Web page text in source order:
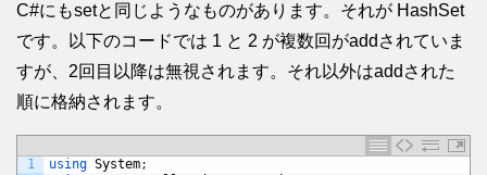
C#にもsetと同じようなものがあります。それが HashSet
です。以下のコードでは 1 と 2 が複数回がaddされていま
すが、2回目以降は無視されます。それ以外はaddされた
順に格納されます。
1
using System;